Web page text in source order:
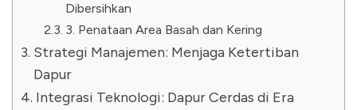
Dibersihkan
3. Penataan Area Basah dan Kering
Strategi Manajemen: Menjaga Ketertiban
Dapur
Integrasi Teknologi: Dapur Cerdas di Era